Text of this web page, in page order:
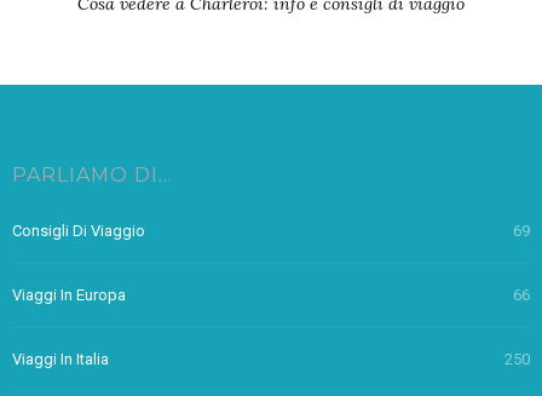
PARLIAMO DI…
Consigli Di Viaggio 69
Viaggi In Europa 66
Viaggi In Italia 250